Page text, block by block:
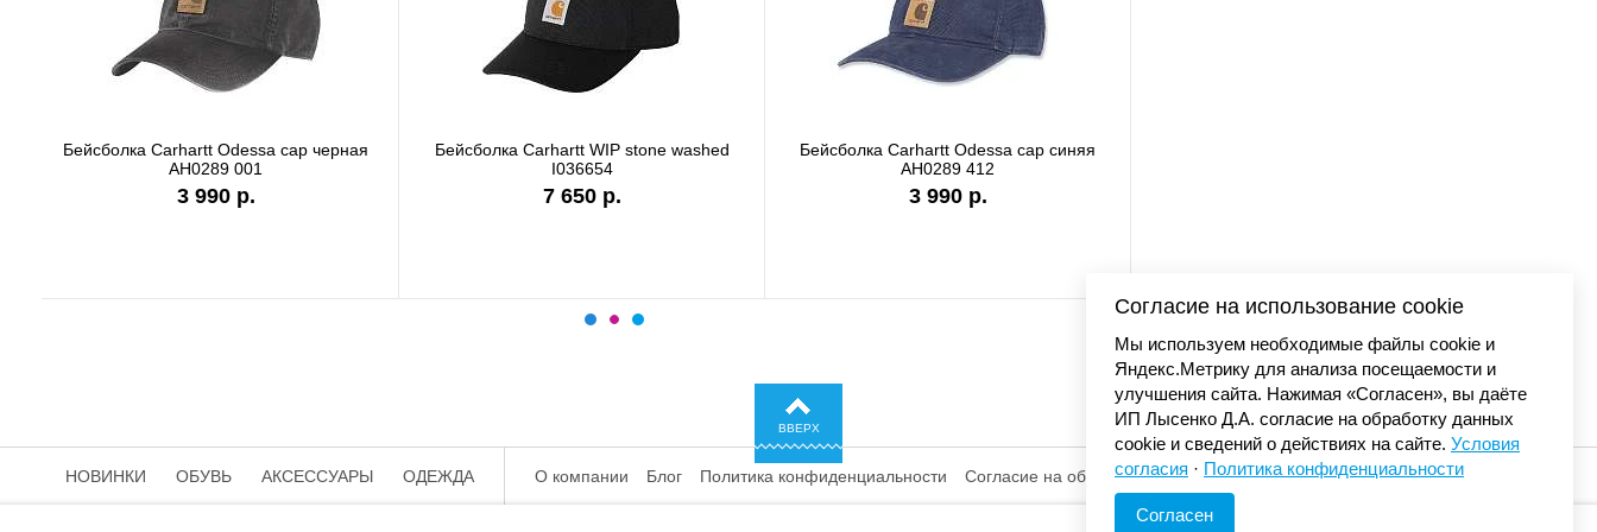
Бейсболка Carhartt Odessa cap серая
AH0289 APH
3 990 р.
Бейсболка Carhartt WIP I028876 black
6 990 р.
Бейсболка Carhartt DUNMORE BALL с
сеткой черный 101195 001
4 480 р.
ВВЕРХ
© «Элемент». 2013-2026 Все права защищены.
НОВИНКИ ОБУВЬ АКСЕССУАРЫ ОДЕЖДА О компании Блог Политика конфиденциальности Согласие на обработку
Согласие на использование cookie
Мы используем необходимые файлы cookie и
Яндекс.Метрику для анализа посещаемости и
улучшения сайта. Нажимая «Согласен», вы даёте
ИП Лысенко Д.А. согласие на обработку данных
cookie и сведений о действиях на сайте. Условия
согласия · Политика конфиденциальности
Согласен